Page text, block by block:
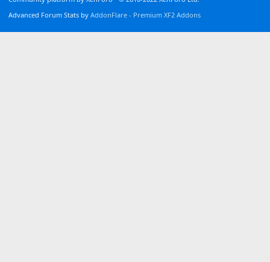
Advanced Forum Stats by AddonFlare - Premium XF2 Addons